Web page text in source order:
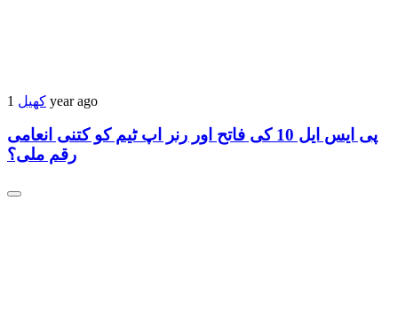
کھیل 1 year ago
پی ایس ایل 10 کی فاتح اور رنر اپ ٹیم کو کتنی انعامی
رقم ملی؟